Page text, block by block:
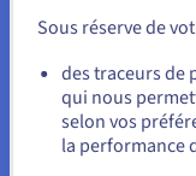
Sécurité
serveurs
La sécurité est
services cloud. Chez
Allez sur le site
Sous réserve de
des traceurs de
qui nous
selon vos
la performance